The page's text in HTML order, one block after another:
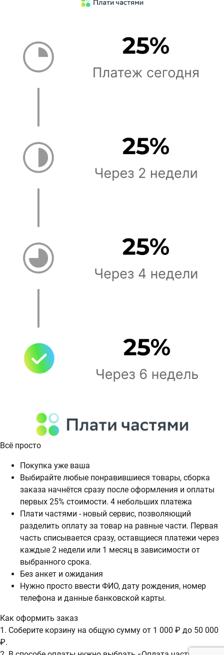
Всё просто
Покупка уже ваша
Выбирайте любые понравившиеся товары, сборка
заказа начнётся сразу после оформления и оплаты
первых 25% стоимости. 4 небольших платежа
Плати частями - новый сервис, позволяющий
разделить оплату за товар на равные части. Первая
часть списывается сразу, оставщиеся платежи через
каждые 2 недели или 1 месяц в зависимости от
выбранного срока.
Без анкет и ожидания
Нужно просто ввести ФИО, дату рождения, номер
телефона и данные банковской карты.
Как оформить заказ
1. Соберите корзину на общую сумму от 1 000 ₽ до 50 000
₽.